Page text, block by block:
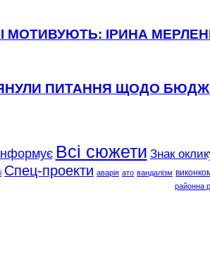
МОТИВУЮТЬ: ІРИНА
ПИТАННЯ ЩОДО
Всі сюжети Знак
Спец-проекти аварія ато вандалізм
районна